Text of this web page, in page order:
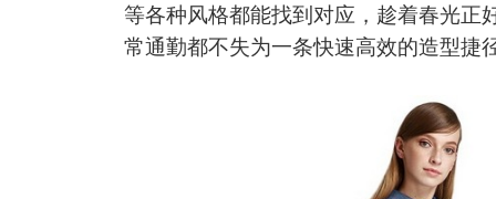
等各种风格都能找到对应，趁着春光正
常通勤都不失为一条快速高效的造型捷